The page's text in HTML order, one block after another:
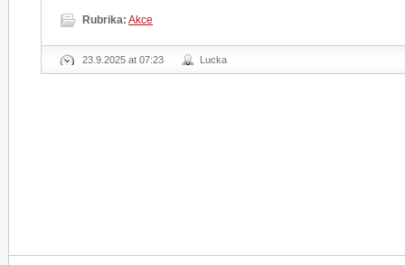
Rubrika: Akce
23.9.2025 at 07:23 Lucka